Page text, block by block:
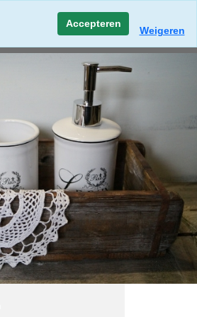
Accepteren
Weigeren